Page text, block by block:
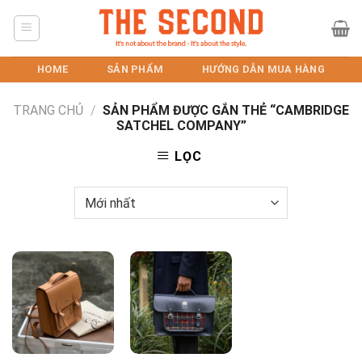
HOME SẢN PHẨM HƯỚNG DẪN MUA HÀNG
TRANG CHỦ / SẢN PHẨM ĐƯỢC GẮN THẺ “CAMBRIDGE
SATCHEL COMPANY”
LỌC